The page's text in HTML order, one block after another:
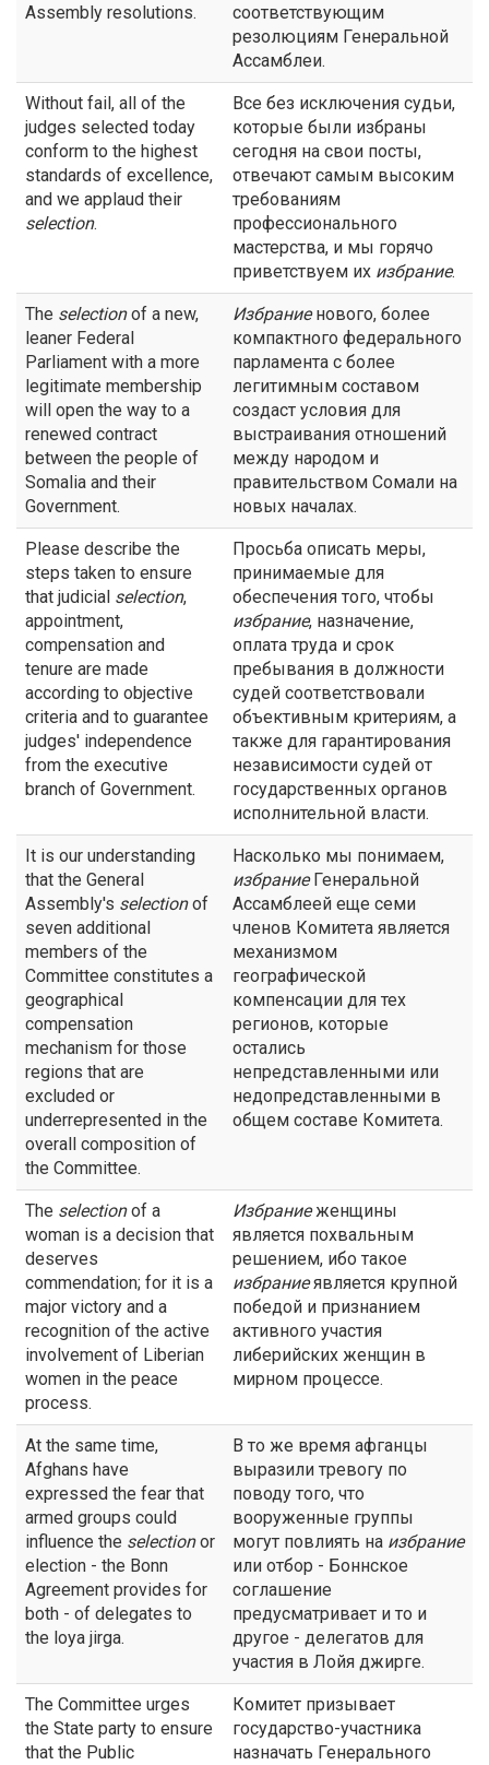
Assembly resolutions.
соответствующим
резолюциям Генеральной
Ассамблеи.
Without fail, all of the
judges selected today
conform to the highest
standards of excellence,
and we applaud their
selection.
Все без исключения судьи,
которые были избраны
сегодня на свои посты,
отвечают самым высоким
требованиям
профессионального
мастерства, и мы горячо
приветствуем их избрание.
The selectionof a new,
leaner Federal
Parliament with a more
legitimate membership
will open the way to a
renewed contract
between the people of
Somalia and their
Government.
Избраниенового, более
компактного федерального
парламента с более
легитимным составом
создаст условия для
выстраивания отношений
между народом и
правительством Сомали на
новых началах.
Please describe the
steps taken to ensure
that judicial selection,
appointment,
compensation and
tenure are made
according to objective
criteria and to guarantee
judges' independence
from the executive
branch of Government.
Просьба описать меры,
принимаемые для
обеспечения того, чтобы
избрание, назначение,
оплата труда и срок
пребывания в должности
судей соответствовали
объективным критериям, а
также для гарантирования
независимости судей от
государственных органов
исполнительной власти.
It is our understanding
that the General
Assembly's selectionof
seven additional
members of the
Committee constitutes a
geographical
compensation
mechanism for those
regions that are
excluded or
underrepresented in the
overall composition of
the Committee.
Насколько мы понимаем,
избраниеГенеральной
Ассамблеей еще семи
членов Комитета является
механизмом
географической
компенсации для тех
регионов, которые
остались
непредставленными или
недопредставленными в
общем составе Комитета.
The selectionof a
woman is a decision that
deserves
commendation; for it is a
major victory and a
recognition of the active
involvement of Liberian
women in the peace
process.
Избраниеженщины
является похвальным
решением, ибо такое
избраниеявляется крупной
победой и признанием
активного участия
либерийских женщин в
мирном процессе.
At the same time,
Afghans have
expressed the fear that
armed groups could
influence the selectionor
election - the Bonn
Agreement provides for
both - of delegates to
the loya jirga.
В то же время афганцы
выразили тревогу по
поводу того, что
вооруженные группы
могут повлиять на избрание
или отбор - Боннское
соглашение
предусматривает и то и
другое - делегатов для
участия в Лойя джирге.
The Committee urges
the State party to ensure
that the Public
Комитет призывает
государство-участника
назначать Генерального